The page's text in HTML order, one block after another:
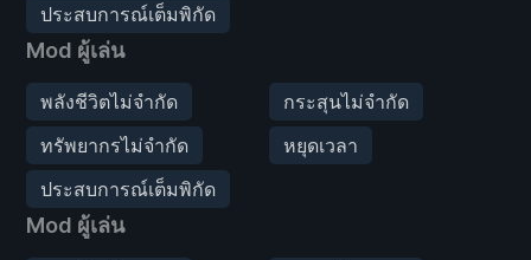
ประสบการณ์เต็มพิกัด
Mod ผู้เล่น
พลังชีวิตไม่จำกัด
กระสุนไม่จำกัด
ทรัพยากรไม่จำกัด
หยุดเวลา
ประสบการณ์เต็มพิกัด
Mod ผู้เล่น